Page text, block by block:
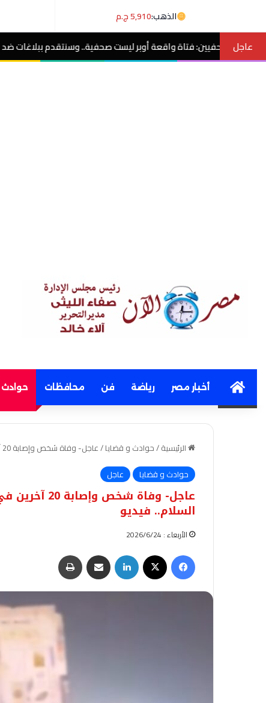
الذهب:5,910 ج.م
عاجل
أوبر ليست صحفية.. وسنتقدم ببلاغات ضد منتحلي الصفة مصر الآن
Homeأخبار مصر رياضة فن محافظات حوادث
الرئيسية/حوادث و قضايا/عاجل- وفاة شخص وإصابة 20 آخرين في تصادم مروع بين تريلا و15 سيارة بمدينة السلام.. فيديو
حوادث و قضايا
عاجل
السلام.. فيديو
الأربعاء : 2026/6/24
فيسبوك لينكدإن مشاركة عبر البريد